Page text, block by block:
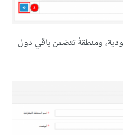
ومنطقةً تتضمن باقي دول